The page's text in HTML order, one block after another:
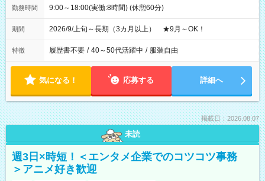
勤務時間 9:00～18:00(実働:8時間) (休憩60分)
期間 2026/9/上旬～長期（3カ月以上） ★9月～OK！
特徴 履歴書不要 / 40～50代活躍中 / 服装自由
気になる！ 応募する 詳細へ
掲載日：2026.08.07
未読
週3日×時短！＜エンタメ企業でのコツコツ事務
＞アニメ好き歓迎